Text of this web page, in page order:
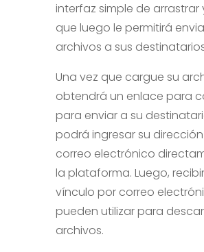
interfaz simple de arrastrar
que luego le permitirá
archivos a sus
Una vez que cargue su
obtendrá un enlace para
para enviar a su
podrá ingresar su
correo electrónico
la plataforma. Luego,
vínculo por correo
pueden utilizar para
archivos.